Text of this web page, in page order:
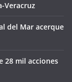
Veracruz
del Mar acerque
28 mil acciones